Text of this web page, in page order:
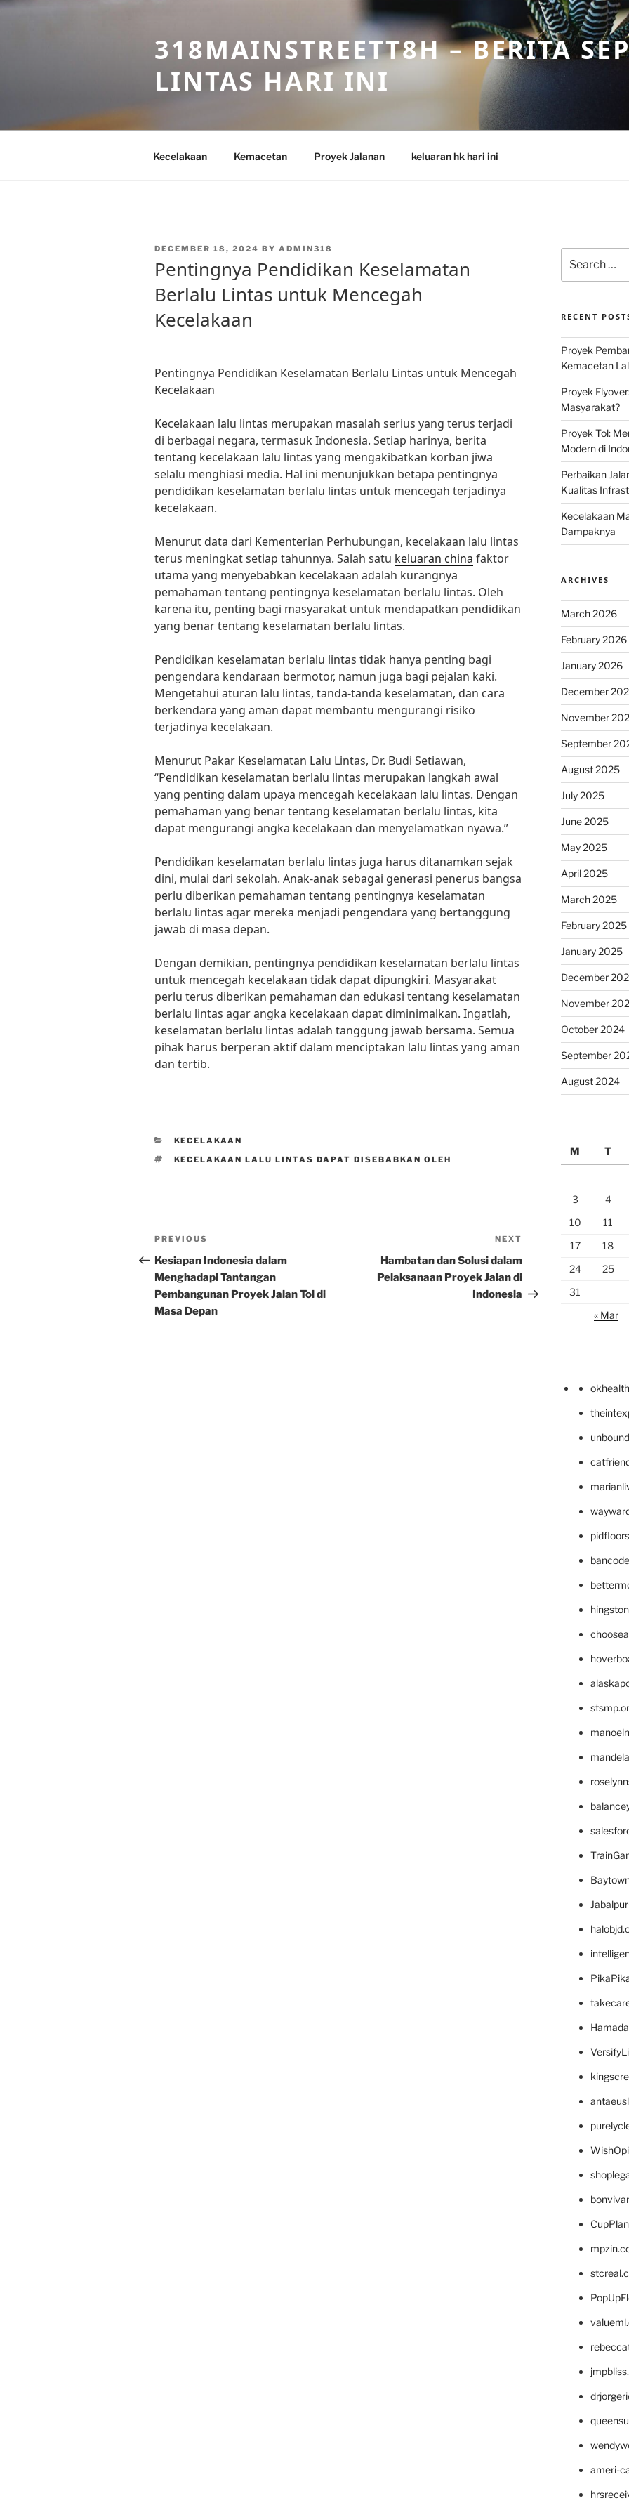
Skip
318MAINSTREETT8H – BERITA
LINTAS HARI INI
Kecelakaan Kemacetan Proyek Jalanan keluaran hk hari ini
POSTED
DECEMBER 18, 2024 BY ADMIN318
Pentingnya Pendidikan Keselamatan
Berlalu Lintas untuk Mencegah
Kecelakaan
Pentingnya Pendidikan Keselamatan Berlalu Lintas untuk Mencegah
Kecelakaan
Kecelakaan lalu lintas merupakan masalah serius yang terus terjadi
di berbagai negara, termasuk Indonesia. Setiap harinya, berita
tentang kecelakaan lalu lintas yang mengakibatkan korban jiwa
selalu menghiasi media. Hal ini menunjukkan betapa pentingnya
pendidikan keselamatan berlalu lintas untuk mencegah terjadinya
kecelakaan.
Menurut data dari Kementerian Perhubungan, kecelakaan lalu lintas
terus meningkat setiap tahunnya. Salah satu keluaran china faktor
utama yang menyebabkan kecelakaan adalah kurangnya
pemahaman tentang pentingnya keselamatan berlalu lintas. Oleh
karena itu, penting bagi masyarakat untuk mendapatkan pendidikan
yang benar tentang keselamatan berlalu lintas.
Pendidikan keselamatan berlalu lintas tidak hanya penting bagi
pengendara kendaraan bermotor, namun juga bagi pejalan kaki.
Mengetahui aturan lalu lintas, tanda-tanda keselamatan, dan cara
berkendara yang aman dapat membantu mengurangi risiko
terjadinya kecelakaan.
Menurut Pakar Keselamatan Lalu Lintas, Dr. Budi Setiawan,
“Pendidikan keselamatan berlalu lintas merupakan langkah awal
yang penting dalam upaya mencegah kecelakaan lalu lintas. Dengan
pemahaman yang benar tentang keselamatan berlalu lintas, kita
dapat mengurangi angka kecelakaan dan menyelamatkan nyawa.”
Pendidikan keselamatan berlalu lintas juga harus ditanamkan sejak
dini, mulai dari sekolah. Anak-anak sebagai generasi penerus bangsa
perlu diberikan pemahaman tentang pentingnya keselamatan
berlalu lintas agar mereka menjadi pengendara yang bertanggung
jawab di masa depan.
Dengan demikian, pentingnya pendidikan keselamatan berlalu lintas
untuk mencegah kecelakaan tidak dapat dipungkiri. Masyarakat
perlu terus diberikan pemahaman dan edukasi tentang keselamatan
berlalu lintas agar angka kecelakaan dapat diminimalkan. Ingatlah,
keselamatan berlalu lintas adalah tanggung jawab bersama. Semua
pihak harus berperan aktif dalam menciptakan lalu lintas yang aman
dan tertib.
CATEGORIES
KECELAKAAN
TAGS
KECELAKAAN LALU LINTAS DAPAT DISEBABKAN OLEH
Post
navigation
Previous
Post
PREVIOUS
Kesiapan Indonesia dalam
Menghadapi Tantangan
Pembangunan Proyek Jalan Tol di
Masa Depan
Post
NEXT
Hambatan dan Solusi dalam
Pelaksanaan Proyek Jalan di
Indonesia
for:
RECENT
Proyek
Kemacetan
Proyek
Masyarakat?
Proyek Tol:
Modern di
Perbaikan
Kualitas
Kecelakaan
Dampaknya
ARCHIVES
March 2026
February 2026
January 2026
December
November
September
August 2025
July 2025
June 2025
May 2025
April 2025
March 2025
February 2025
January 2025
December
November
October 2024
September
August 2024
M
T
3
4
10
11
17
18
24
25
31
« Mar
ameri-